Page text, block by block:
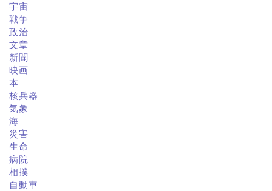
宇宙
戦争
政治
文章
新聞
映画
本
核兵器
気象
海
災害
生命
病院
相撲
自動車